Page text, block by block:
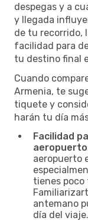
despegas y a
y llegada
de tu recorrido,
facilidad para
tu destino final
Cuando
Armenia, te
tiquete y
harán tu día
Facilidad
aeropuerto
tienes poco
antemano
día del viaje.